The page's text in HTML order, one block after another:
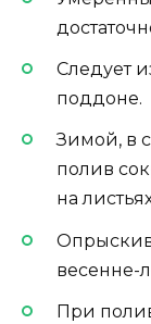
Следует
поддоне.
Зимой, в
полив
на
весенне-
При